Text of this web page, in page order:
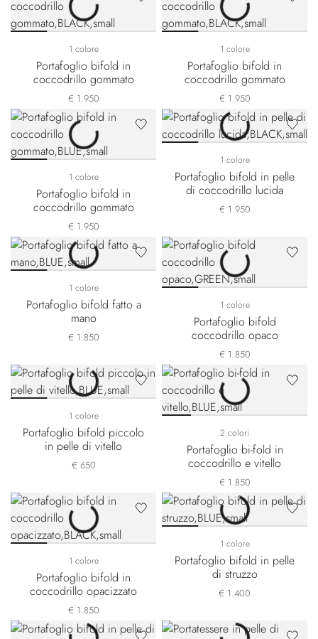
1 colore
Portafoglio bifold in
coccodrillo gommato
€ 1.950
1 colore
Portafoglio bifold in
coccodrillo gommato
€ 1.950
1 colore
Portafoglio bifold in
coccodrillo gommato
€ 1.950
1 colore
Portafoglio bifold in pelle
di coccodrillo lucida
€ 1.950
1 colore
Portafoglio bifold fatto a
mano
€ 1.850
1 colore
Portafoglio bifold
coccodrillo opaco
€ 1.850
1 colore
Portafoglio bifold piccolo
in pelle di vitello
€ 650
2 colori
Portafoglio bi-fold in
coccodrillo e vitello
€ 1.850
1 colore
Portafoglio bifold in
coccodrillo opacizzato
€ 1.850
1 colore
Portafoglio bifold in pelle
di struzzo
€ 1.400